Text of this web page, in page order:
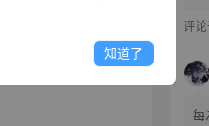
评论
每
知道了